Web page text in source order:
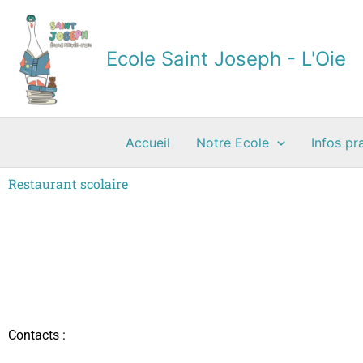
contenu
Ecole Saint Joseph - L'Oie
Accueil Notre Ecole Infos
Restaurant scolaire
Contacts :